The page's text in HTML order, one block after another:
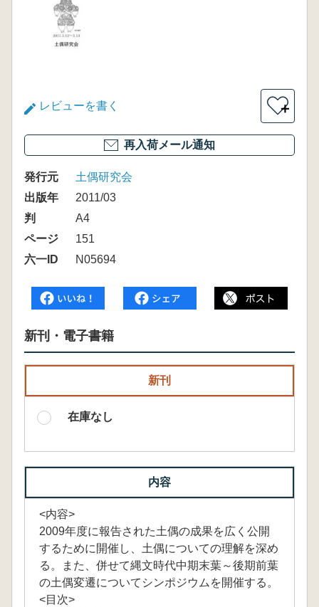
レビューを書く ＋
再入荷メール通知
発行元
土偶研究会
出版年
2011/03
判
A4
ページ
151
六一ID
N05694
新刊・電子書籍
新刊
在庫なし
内容
<内容>
2009年度に報告された土偶の成果を広く公開
するために開催し、土偶についての理解を深め
る。また、併せて縄文時代中期末葉～後期前葉
の土偶変遷についてシンポジウムを開催する。
<目次>